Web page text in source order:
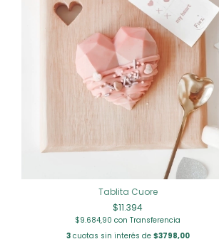
Tablita Cuore
$11.394
$9.684,90con Transferencia
3cuotas sin interés de $3798,00